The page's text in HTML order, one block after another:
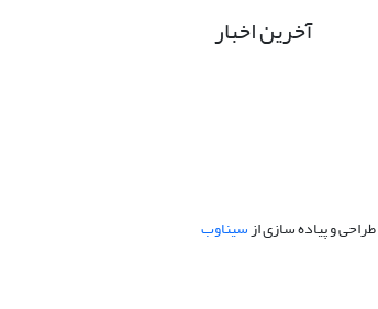
آخرین اخبار
طراحی و پیاده سازی ازسیناوب